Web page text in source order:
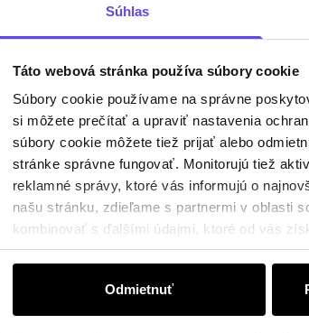
Súhlas
Táto webová stránka používa súbory cookie
Súbory cookie používame na správne
si môžete prečítať a upraviť nastavenia
súbory cookie môžete tiež prijať alebo
stránke správne fungovať. Monitorujú tiež
reklamné správy, ktoré vás informujú o
našu stránku, zdieľame s partnermi v oblasti
kombinovať s ďalšími údajmi, ktoré od vás
Odmietnuť